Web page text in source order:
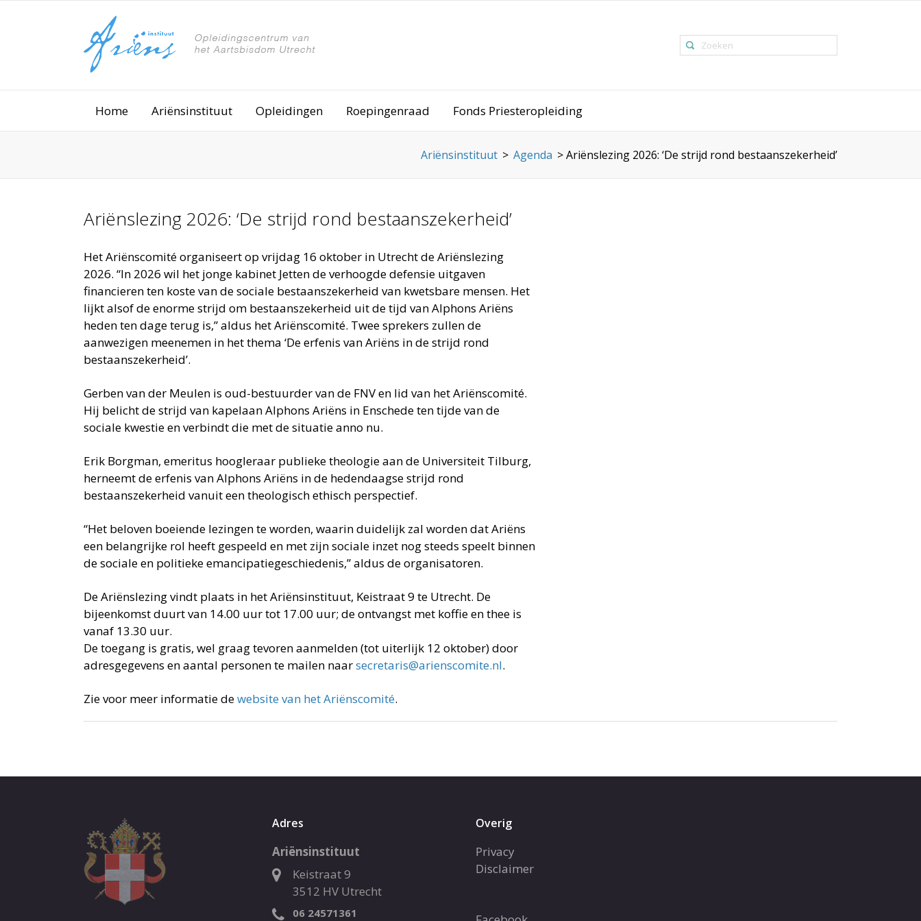
Home Ariënsinstituut Opleidingen Roepingenraad Fonds Priesteropleiding
Ariënsinstituut > Agenda >Ariënslezing 2026: ‘De strijd rond bestaanszekerheid’
Ariënslezing 2026: ‘De strijd rond bestaanszekerheid’
Het Ariënscomité organiseert op vrijdag 16 oktober in Utrecht de Ariënslezing
2026. “In 2026 wil het jonge kabinet Jetten de verhoogde defensie uitgaven
financieren ten koste van de sociale bestaanszekerheid van kwetsbare mensen. Het
lijkt alsof de enorme strijd om bestaanszekerheid uit de tijd van Alphons Ariëns
heden ten dage terug is,” aldus het Ariënscomité. Twee sprekers zullen de
aanwezigen meenemen in het thema ‘De erfenis van Ariëns in de strijd rond
bestaanszekerheid’.
Gerben van der Meulen is oud-bestuurder van de FNV en lid van het Ariënscomité.
Hij belicht de strijd van kapelaan Alphons Ariëns in Enschede ten tijde van de
sociale kwestie en verbindt die met de situatie anno nu.
Erik Borgman, emeritus hoogleraar publieke theologie aan de Universiteit Tilburg,
herneemt de erfenis van Alphons Ariëns in de hedendaagse strijd rond
bestaanszekerheid vanuit een theologisch ethisch perspectief.
“Het beloven boeiende lezingen te worden, waarin duidelijk zal worden dat Ariëns
een belangrijke rol heeft gespeeld en met zijn sociale inzet nog steeds speelt binnen
de sociale en politieke emancipatiegeschiedenis,” aldus de organisatoren.
De Ariënslezing vindt plaats in het Ariënsinstituut, Keistraat 9 te Utrecht. De
bijeenkomst duurt van 14.00 uur tot 17.00 uur; de ontvangst met koffie en thee is
vanaf 13.30 uur.
De toegang is gratis, wel graag tevoren aanmelden (tot uiterlijk 12 oktober) door
adresgegevens en aantal personen te mailen naarsecretaris@arienscomite.nl.
Zie voor meer informatie dewebsite van het Ariënscomité.
Adres
Ariënsinstituut
Keistraat 9
3512 HV Utrecht
06 24571361
Overig
Privacy
Disclaimer